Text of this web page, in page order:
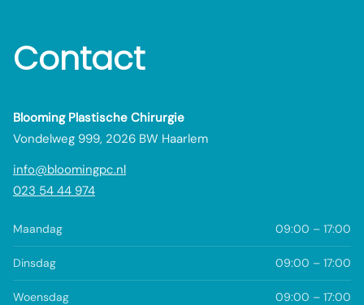
Contact
Blooming Plastische Chirurgie
Vondelweg 999, 2026 BW Haarlem
info@bloomingpc.nl
023 54 44 974
Maandag 09:00 – 17:00
Dinsdag 09:00 – 17:00
Woensdag 09:00 – 17:00